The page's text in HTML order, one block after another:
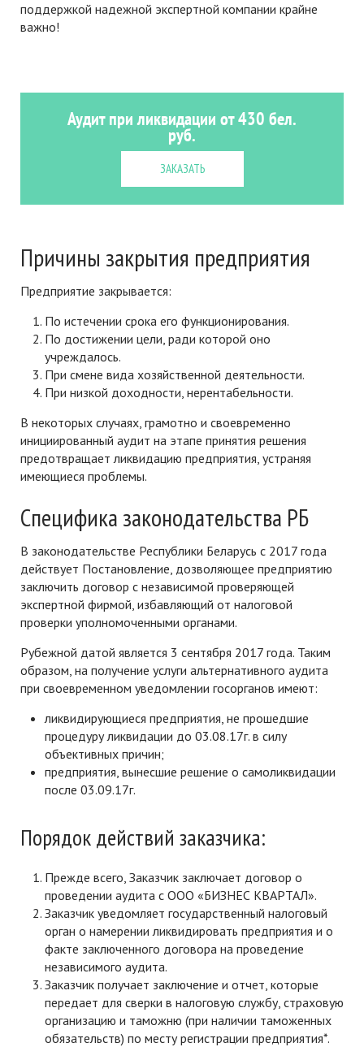
поддержкой надежной экспертной компании крайне
важно!
Аудит при ликвидации от 430 бел.
руб.
ЗАКАЗАТЬ
Причины закрытия предприятия
Предприятие закрывается:
По истечении срока его функционирования.
По достижении цели, ради которой оно
учреждалось.
При смене вида хозяйственной деятельности.
При низкой доходности, нерентабельности.
В некоторых случаях, грамотно и своевременно
инициированный аудит на этапе принятия решения
предотвращает ликвидацию предприятия, устраняя
имеющиеся проблемы.
Специфика законодательства РБ
В законодательстве Республики Беларусь с 2017 года
действует Постановление, дозволяющее предприятию
заключить договор с независимой проверяющей
экспертной фирмой, избавляющий от налоговой
проверки уполномоченными органами.
Рубежной датой является 3 сентября 2017 года. Таким
образом, на получение услуги альтернативного аудита
при своевременном уведомлении госорганов имеют:
ликвидирующиеся предприятия, не прошедшие
процедуру ликвидации до 03.08.17г. в силу
объективных причин;
предприятия, вынесшие решение о самоликвидации
после 03.09.17г.
Порядок действий заказчика:
Прежде всего, Заказчик заключает договор о
проведении аудита с ООО «БИЗНЕС КВАРТАЛ».
Заказчик уведомляет государственный налоговый
орган о намерении ликвидировать предприятия и о
факте заключенного договора на проведение
независимого аудита.
Заказчик получает заключение и отчет, которые
передает для сверки в налоговую службу, страховую
организацию и таможню (при наличии таможенных
обязательств) по месту регистрации предприятия*.